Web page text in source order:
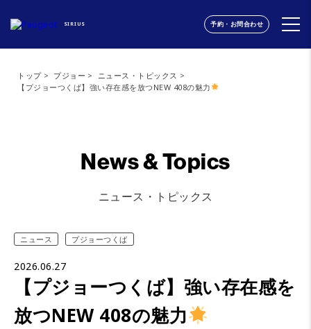
SIRIUS 予約・お問合わせ
トップ プジョー
ニュース・トピックス
【プジョーつくば】強い存在感を放つNEW 408の魅力
News & Topics
ニュース・トピックス
ニュース プジョーつくば
2026.06.27
【プジョーつくば】強い存在感を
放つNEW 408の魅力